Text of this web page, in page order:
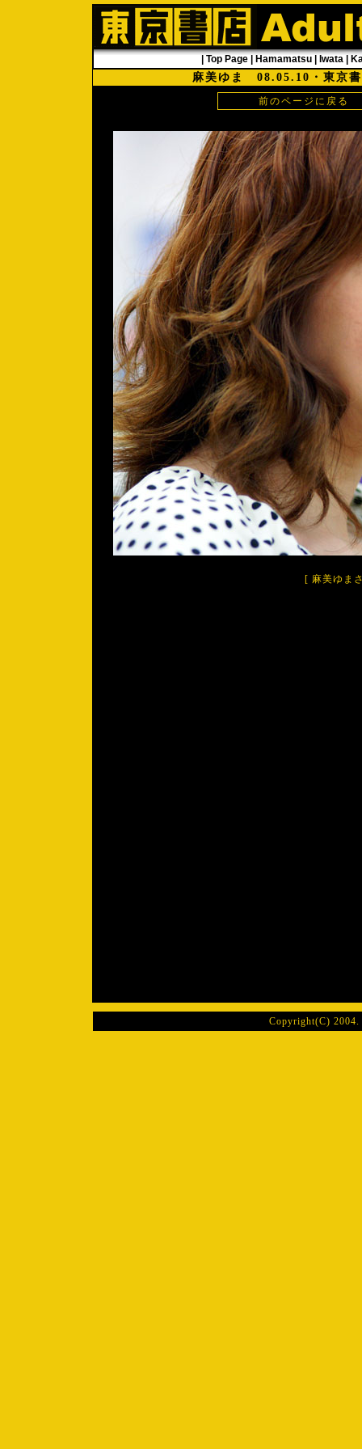
Top Page| Hamamatsu| Iwata|
麻美ゆま 08.05.10・東京書
前のページに戻る
[ 麻美ゆま
Copyright(C)